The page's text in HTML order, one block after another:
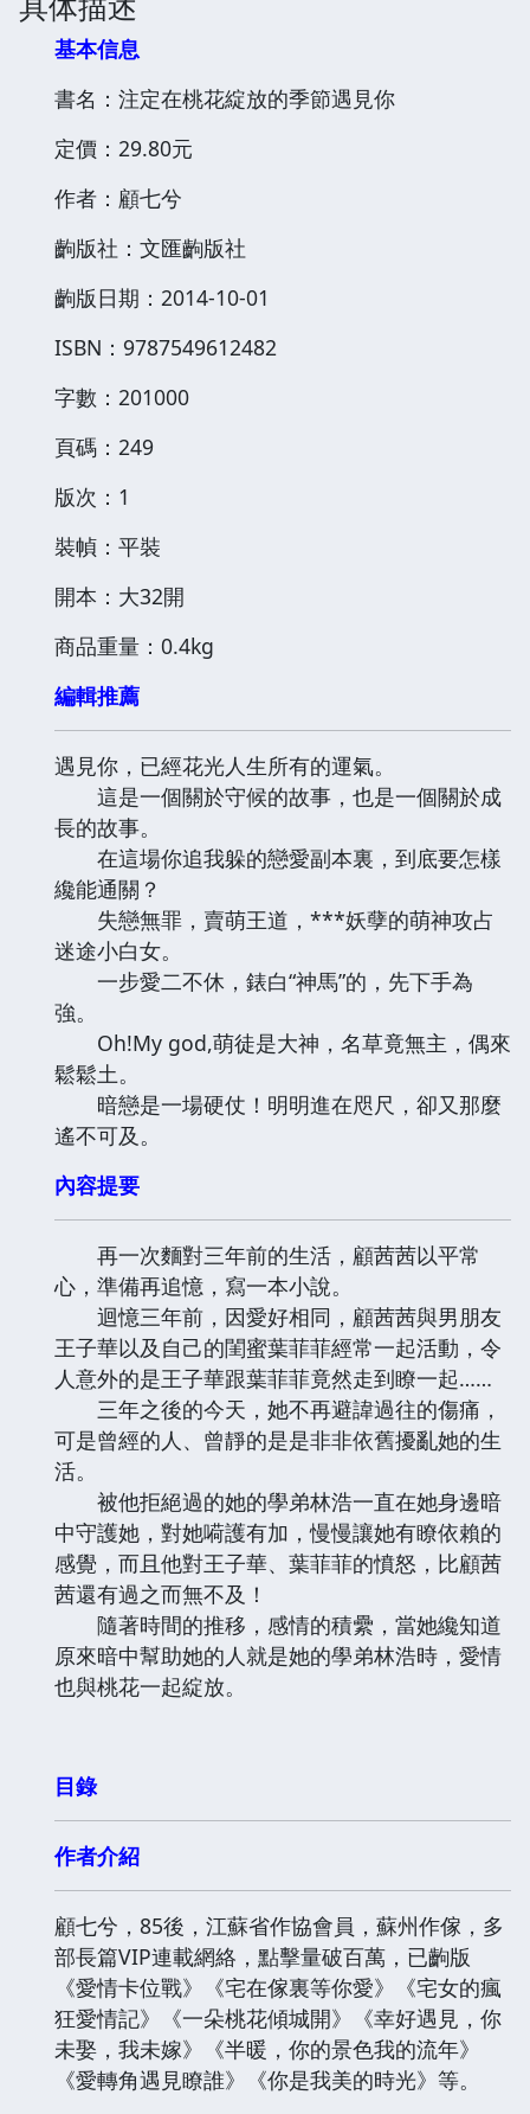
基本信息
書名：注定在桃花綻放的季節遇見你
定價：29.80元
作者：顧七兮
齣版社：文匯齣版社
齣版日期：2014-10-01
ISBN：9787549612482
字數：201000
頁碼：249
版次：1
裝幀：平裝
開本：大32開
商品重量：0.4kg
編輯推薦
遇見你，已經花光人生所有的運氣。
這是一個關於守候的故事，也是一個關於成
長的故事。
在這場你追我躲的戀愛副本裏，到底要怎樣
纔能通關？
失戀無罪，賣萌王道，***妖孽的萌神攻占
迷途小白女。
一步愛二不休，錶白“神馬”的，先下手為
強。
Oh!My god,萌徒是大神，名草竟無主，偶來
鬆鬆土。
暗戀是一場硬仗！明明進在咫尺，卻又那麼
遙不可及。
內容提要
再一次麵對三年前的生活，顧茜茜以平常
心，準備再追憶，寫一本小說。
迴憶三年前，因愛好相同，顧茜茜與男朋友
王子華以及自己的閨蜜葉菲菲經常一起活動，令
人意外的是王子華跟葉菲菲竟然走到瞭一起……
三年之後的今天，她不再避諱過往的傷痛，
可是曾經的人、曾靜的是是非非依舊擾亂她的生
活。
被他拒絕過的她的學弟林浩一直在她身邊暗
中守護她，對她嗬護有加，慢慢讓她有瞭依賴的
感覺，而且他對王子華、葉菲菲的憤怒，比顧茜
茜還有過之而無不及！
隨著時間的推移，感情的積纍，當她纔知道
原來暗中幫助她的人就是她的學弟林浩時，愛情
也與桃花一起綻放。
目錄
作者介紹
顧七兮，85後，江蘇省作協會員，蘇州作傢，多
部長篇VIP連載網絡，點擊量破百萬，已齣版
《愛情卡位戰》《宅在傢裏等你愛》《宅女的瘋
狂愛情記》《一朵桃花傾城開》《幸好遇見，你
未娶，我未嫁》《半暖，你的景色我的流年》
《愛轉角遇見瞭誰》《你是我美的時光》等。